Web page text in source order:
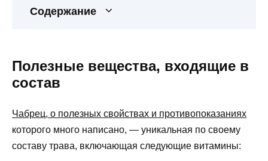
Содержание
Полезные вещества, входящие в
состав
Чабрец, о полезных свойствах и противопоказаниях
которого много написано, — уникальная по своему
составу трава, включающая следующие витамины: